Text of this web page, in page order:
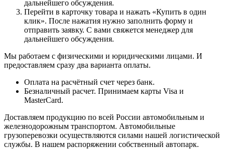
дальнейшего обсуждения.
Перейти в карточку товара и нажать «Купить в один
клик». После нажатия нужно заполнить форму и
отправить заявку. С вами свяжется менеджер для
дальнейшего обсуждения.
Мы работаем с физическими и юридическими лицами. И
предоставляем сразу два варианта оплаты.
Оплата на расчётный счет через банк.
Безналичный расчет. Принимаем карты Visa и
MasterCard.
Доставляем продукцию по всей России автомобильным и
железнодорожным транспортом. Автомобильные
грузоперевозки осуществляются силами нашей логистической
службы. В нашем распоряжении собственный автопарк.